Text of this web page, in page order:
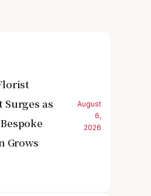
as
Grows
August
6,
2026